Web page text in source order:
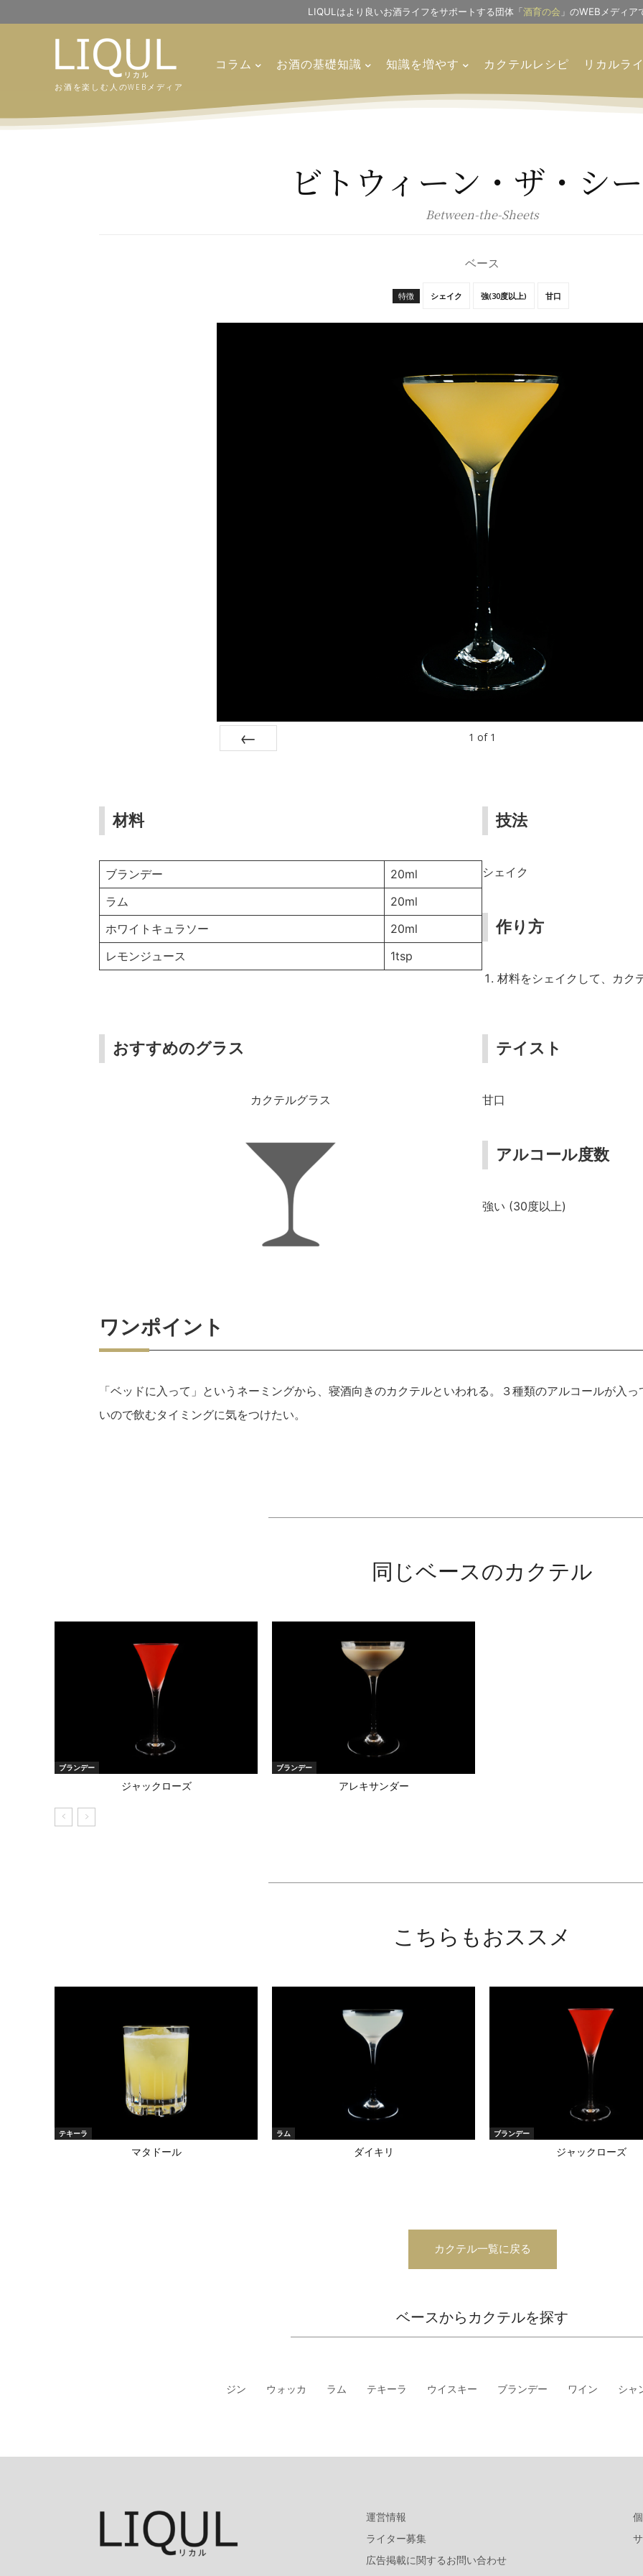
LIQULはより良いお酒ライフをサポートする団体「酒育の会 」のWEBメディア
お酒を楽しむ人のWEBメディア
コラム お酒の基礎知識 知識を増やす カクテルレシピ リカルラ
ビトウィーン・ザ・シ
Between-the-Sheets
ベース
特徴 シェイク 強(30度以上) 甘口
1 of 1
材料
ブランデー
20ml
ラム
20ml
ホワイトキュラソー
20ml
レモンジュース
1tsp
技法
シェイク
作り方
材料をシェイクして、カク
おすすめのグラス
カクテルグラス
テイスト
甘口
アルコール度数
強い (30度以上)
ワンポイント
「ベッドに入って」というネーミングから、寝酒向きのカクテルといわれる。３種類のアルコールが入
いので飲むタイミングに気をつけたい。
同じベースのカクテル
ブランデー
ジャックローズ
ブランデー
アレキサンダー
こちらもおススメ
テキーラ
マタドール
ラム
ダイキリ
ブランデー
ジャックローズ
カクテル一覧に戻る
ベースからカクテルを探す
ジン ウォッカ ラム テキーラ ウイスキー ブランデー ワイン シャ
運営情報
ライター募集
広告掲載に関するお問い合わせ